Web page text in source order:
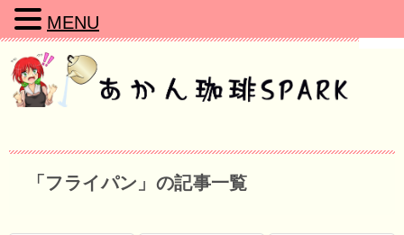
「フライパン」の記事一覧
MENU